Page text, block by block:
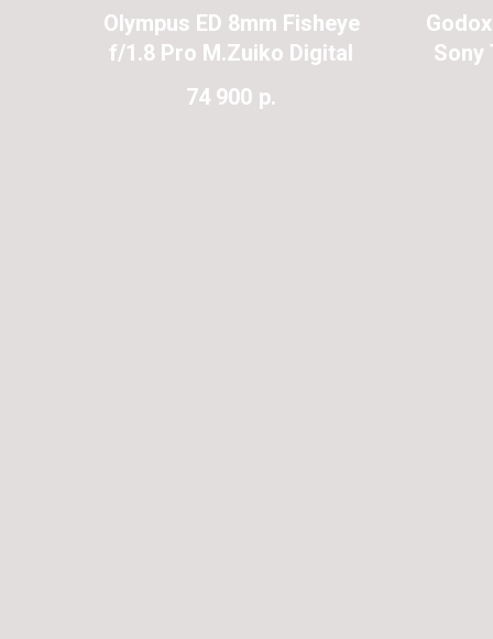
Olympus ED 8mm Fisheye
f/1.8 Pro M.Zuiko Digital
74 900 р.